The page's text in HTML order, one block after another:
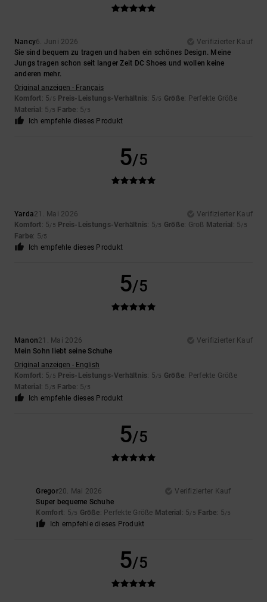
Nancy6. Juni 2026
Verifizierter Kauf
Sie sind bequem zu tragen und haben ein schönes Design. Meine
Jungs tragen schon seit langer Zeit DC Shoes und wollen keine
anderen mehr.
Original anzeigen - Français
Komfort: 5/5 Preis-Leistungs-Verhältnis: 5/5 Größe: Perfekte Größe
Material : 5 /5 Farbe: 5/5
Ich empfehle dieses Produkt
5/5
Yarda21. Mai 2026
Verifizierter Kauf
Komfort: 5/5 Preis-Leistungs-Verhältnis: 5/5 Größe: Groß Material : 5/5
Farbe: 5/5
Ich empfehle dieses Produkt
5/5
Manon21. Mai 2026
Verifizierter Kauf
Mein Sohn liebt seine Schuhe
Original anzeigen - English
Komfort: 5/5 Preis-Leistungs-Verhältnis: 5/5 Größe: Perfekte Größe
Material : 5 /5 Farbe: 5/5
Ich empfehle dieses Produkt
5/5
Gregor20. Mai 2026
Verifizierter Kauf
Super bequeme Schuhe
Komfort: 5/5 Größe: Perfekte Größe Material : 5/5 Farbe: 5/5
Ich empfehle dieses Produkt
5/5